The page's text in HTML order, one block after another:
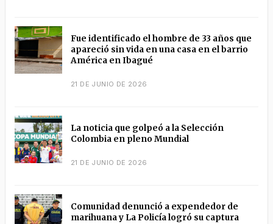
Fue identificado el hombre de 33 años que
apareció sin vida en una casa en el barrio
América en Ibagué
21 DE JUNIO DE 2026
La noticia que golpeó a la Selección
Colombia en pleno Mundial
21 DE JUNIO DE 2026
Comunidad denunció a expendedor de
marihuana y La Policía logró su captura